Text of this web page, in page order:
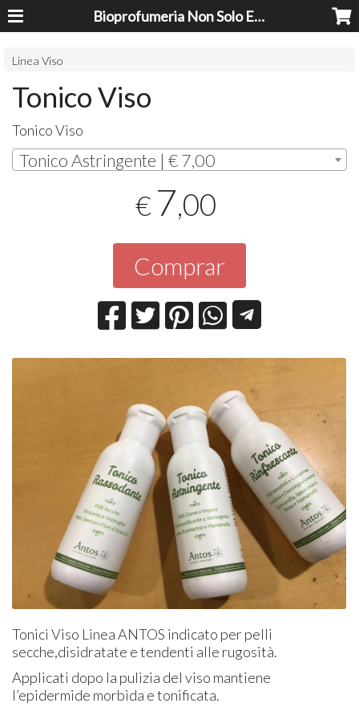
Bioprofumeria Non Solo Essenze
Linea Viso
Tonico Viso
Tonico Viso
Tonico Astringente | € 7,00
€ 7,00
Comprar
Tonici Viso Linea ANTOS indicato per pelli
secche,disidratate e tendenti alle rugosità.
Applicati dopo la pulizia del viso mantiene
l’epidermide morbida e tonificata.